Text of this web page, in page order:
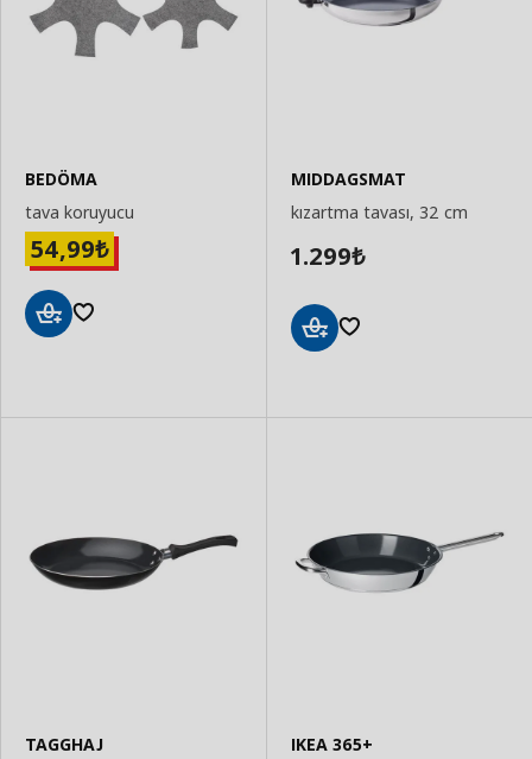
BEDÖMA
tava koruyucu
54,99₺
MIDDAGSMAT
kızartma tavası, 32 cm
1.299₺
TAGGHAJ
IKEA 365+